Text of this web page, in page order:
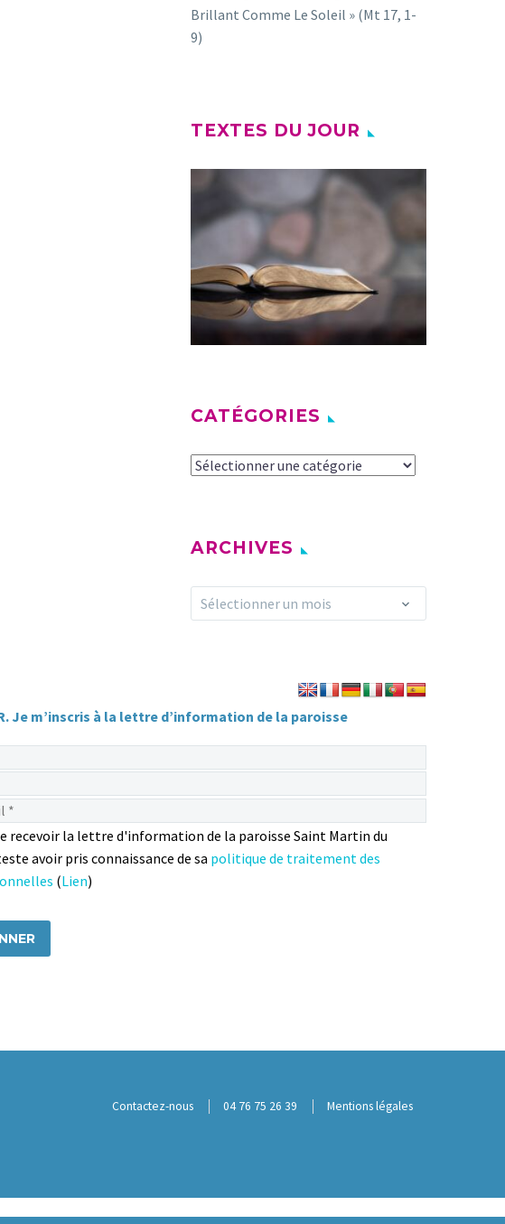
Brillant Comme Le Soleil » (Mt 17, 1-
9)
TEXTES DU JOUR
CATÉGORIES
Catégories
ARCHIVES
Archives
Sélectionner un mois
Je m’inscris à la lettre d’information de la paroisse
recevoir la lettre d'information de la paroisse Saint Martin du
avoir pris connaissance de sa politique de traitement des
(Lien)
Contactez-nous 04 76 75 26 39 Mentions légales